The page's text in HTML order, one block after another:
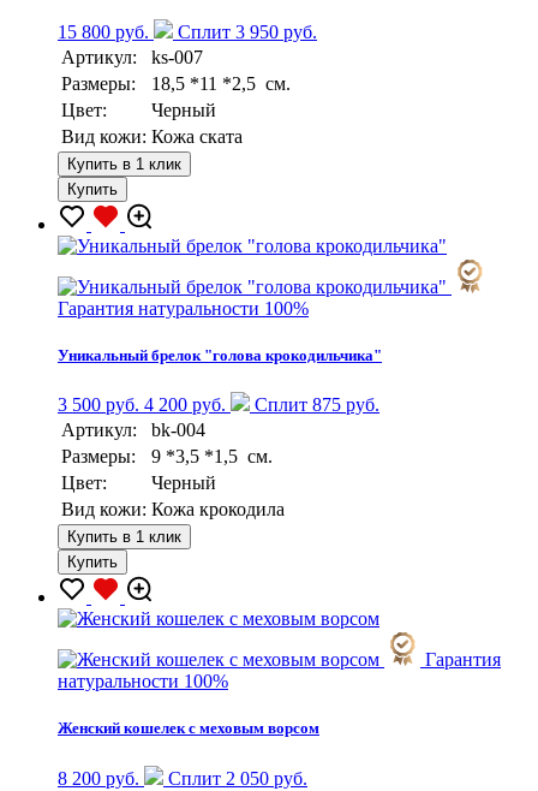
15 800 руб.
Сплит 3 950 руб.
Артикул:
ks-007
Размеры:
18,5 *11 *2,5 см.
Цвет:
Черный
Вид кожи: Кожа ската
Купить в 1 клик
Купить
Гарантия натуральности 100%
Уникальный брелок "голова крокодильчика"
3 500 руб. 4 200 руб.
Сплит 875 руб.
Артикул:
bk-004
Размеры:
9 *3,5 *1,5 см.
Цвет:
Черный
Вид кожи: Кожа крокодила
Купить в 1 клик
Купить
Гарантия
натуральности 100%
Женский кошелек с меховым ворсом
8 200 руб.
Сплит 2 050 руб.